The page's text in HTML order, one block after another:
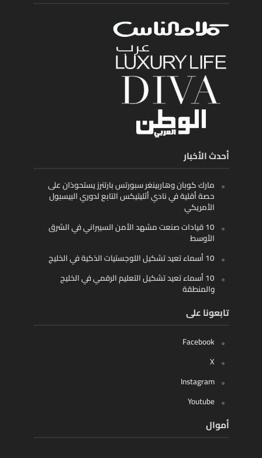
أحدث الأخبار
مارك كوبان وهاربينغر سبورتس بارتنرز يستحوذان على
حصة أقلية في نادي أثليتيكس التابع لدوري البيسبول
الأمريكي
10 قيادات صنعت مشهد الأمن السيبراني في الشرق
الأوسط
10 أسماء تعيد تشكيل اللوجستيات الذكية في الخليج
10 أسماء تعيد تشكيل التعليم الرقمي في الخليج
والمنطقة
تابعونا على
Facebook
X
Instagram
Youtube
أموال